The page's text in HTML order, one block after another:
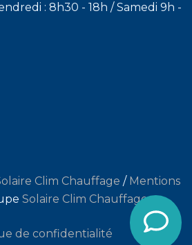
: 8h30 - 18h / Samedi 9h -
Clim Chauffage / Mentions
Solaire Clim Chauffage
de confidentialité